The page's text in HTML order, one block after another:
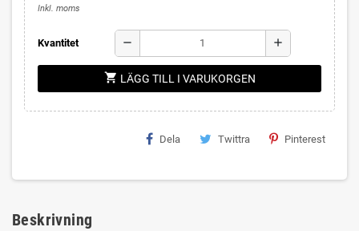
Inkl. moms
Kvantitet remove add
shopping_cart LÄGG TILL I VARUKORGEN
Dela Twittra Pinterest
Beskrivning